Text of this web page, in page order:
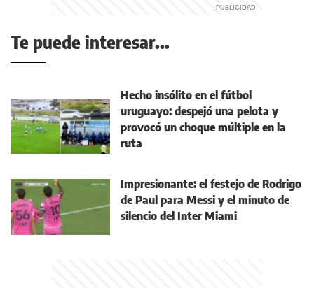
Te puede interesar...
Hecho insólito en el fútbol
uruguayo: despejó una pelota y
provocó un choque múltiple en la
ruta
Impresionante: el festejo de Rodrigo
de Paul para Messi y el minuto de
silencio del Inter Miami